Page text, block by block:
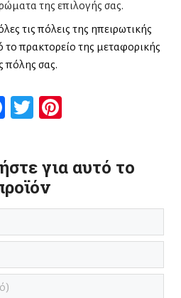
της επιλογής σας.
τις πόλεις της ηπειρωτικής
πρακτορείο της μεταφορικής
πόλης σας.
Facebook
Twitter
για αυτό το